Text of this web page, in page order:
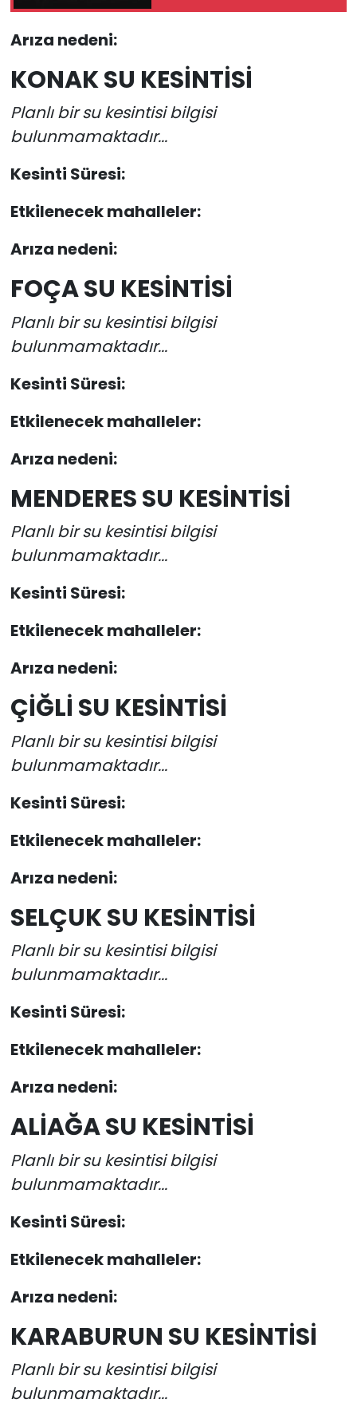
grup başkan vekilini
Arıza nedeni:
KONAK SU KESİNTİSİ
Planlı bir su kesintisi bilgisi
bulunmamaktadır...
Kesinti Süresi:
Etkilenecek mahalleler:
Arıza nedeni:
FOÇA SU KESİNTİSİ
Planlı bir su kesintisi bilgisi
bulunmamaktadır...
Kesinti Süresi:
Etkilenecek mahalleler:
Arıza nedeni:
MENDERES SU KESİNTİSİ
Planlı bir su kesintisi bilgisi
bulunmamaktadır...
Kesinti Süresi:
Etkilenecek mahalleler:
Arıza nedeni:
ÇİĞLİ SU KESİNTİSİ
Planlı bir su kesintisi bilgisi
bulunmamaktadır...
Kesinti Süresi:
Etkilenecek mahalleler:
Arıza nedeni:
SELÇUK SU KESİNTİSİ
Planlı bir su kesintisi bilgisi
bulunmamaktadır...
Kesinti Süresi:
Etkilenecek mahalleler:
Arıza nedeni:
ALİAĞA SU KESİNTİSİ
Planlı bir su kesintisi bilgisi
bulunmamaktadır...
Kesinti Süresi:
Etkilenecek mahalleler:
Arıza nedeni:
KARABURUN SU KESİNTİSİ
Planlı bir su kesintisi bilgisi
bulunmamaktadır...